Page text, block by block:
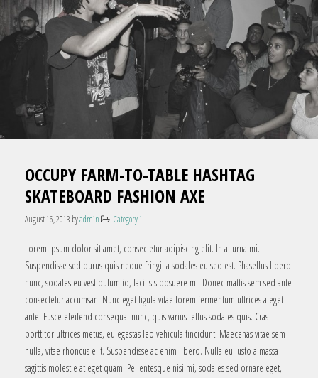
OCCUPY FARM-TO-TABLE HASHTAG
SKATEBOARD FASHION AXE
August 16, 2013 byadmin Category 1
Lorem ipsum dolor sit amet, consectetur adipiscing elit. In at urna mi.
Suspendisse sed purus quis neque fringilla sodales eu sed est. Phasellus libero
nunc, sodales eu vestibulum id, facilisis posuere mi. Donec mattis sem sed ante
consectetur accumsan. Nunc eget ligula vitae lorem fermentum ultrices a eget
ante. Fusce eleifend consequat nunc, quis varius tellus sodales quis. Cras
porttitor ultrices metus, eu egestas leo vehicula tincidunt. Maecenas vitae sem
nulla, vitae rhoncus elit. Suspendisse ac enim libero. Nulla eu justo a massa
sagittis molestie at eget quam. Pellentesque nisi mi, sodales sed ornare eget,